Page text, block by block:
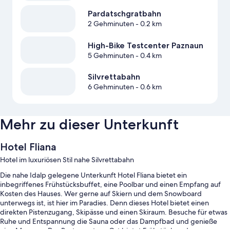
Pardatschgratbahn
2 Gehminuten- 0.2 km
High-Bike Testcenter Paznaun
5 Gehminuten- 0.4 km
Silvrettabahn
6 Gehminuten- 0.6 km
Mehr zu dieser Unterkunft
Hotel Fliana
Hotel im luxuriösen Stil nahe Silvrettabahn
Die nahe Idalp gelegene Unterkunft Hotel Fliana bietet ein
inbegriffenes Frühstücksbuffet, eine Poolbar und einen Empfang auf
Kosten des Hauses. Wer gerne auf Skiern und dem Snowboard
unterwegs ist, ist hier im Paradies. Denn dieses Hotel bietet einen
direkten Pistenzugang, Skipässe und einen Skiraum. Besuche für etwas
Ruhe und Entspannung die Sauna oder das Dampfbad und genieße